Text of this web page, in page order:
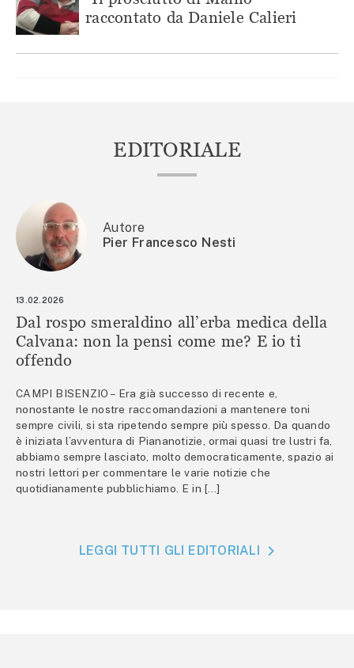
raccontato da Daniele Calieri
EDITORIALE
Autore
Pier Francesco Nesti
13.02.2026
Dal rospo smeraldino all’erba medica della
Calvana: non la pensi come me? E io ti
offendo
CAMPI BISENZIO – Era già successo di recente e,
nonostante le nostre raccomandazioni a mantenere toni
sempre civili, si sta ripetendo sempre più spesso. Da quando
è iniziata l’avventura di Piananotizie, ormai quasi tre lustri fa,
abbiamo sempre lasciato, molto democraticamente, spazio ai
nostri lettori per commentare le varie notizie che
quotidianamente pubblichiamo. E in […]
LEGGI TUTTI GLI EDITORIALI